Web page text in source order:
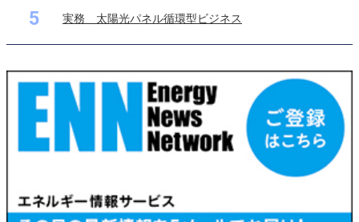
5 実務 太陽光パネル循環型ビジネス